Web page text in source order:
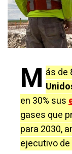
M ás de
en 30% sus
gases que
para 2030,
ejecutivo de